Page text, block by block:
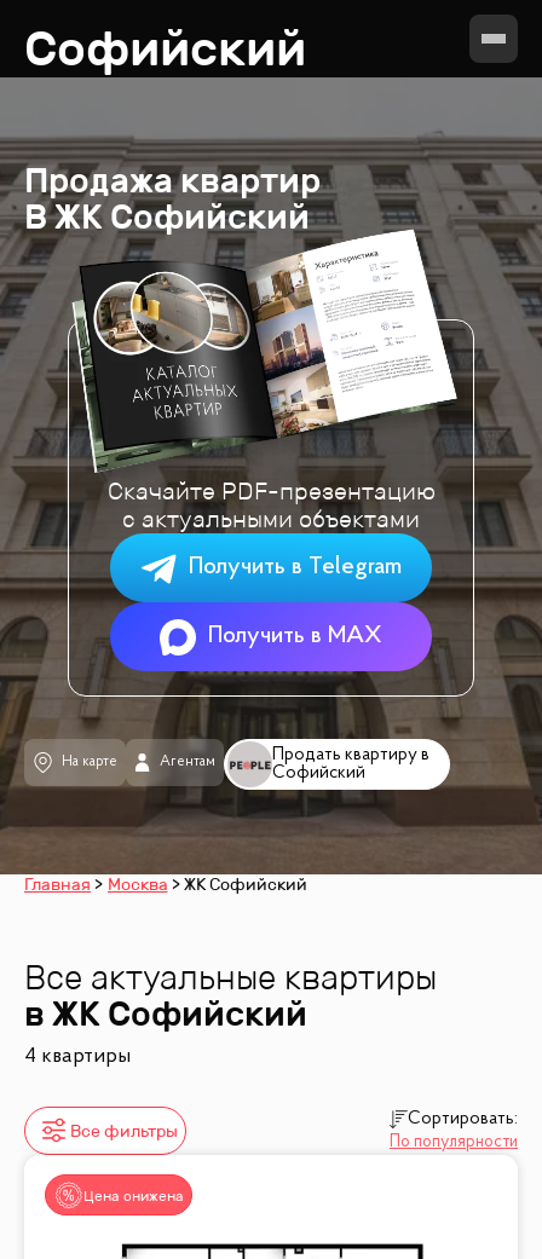
Софийский
Продажаквартир
В ЖК Софийский
Продать квартиру в
Софийский
На карте Агентам
Скачайте PDF-презентацию
с актуальными объектами
Получить в Telegram
Получить в MAX
Главная Москва ЖК Софийский
Все актуальные квартиры
в ЖК Софийский
4 квартиры
Все фильтры
Сортировать:
По популярности
Цена снижена